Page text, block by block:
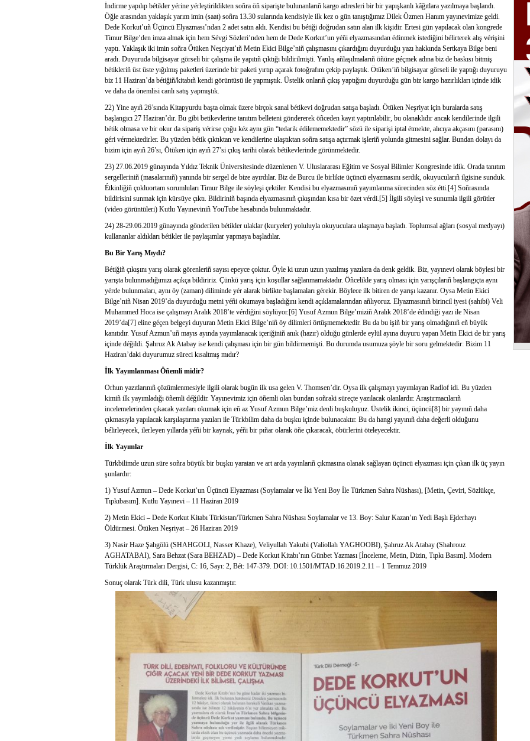
İndirme yapılıp bétikler yérine yérleştirildikten soñra öñ siparişte bulunanlarıñ kargo adresleri bir bir yapışkanlı kâğıtlara yazılmaya başlandı.
Öğle arasından yaklaşık yarım imin (saat) soñra 13.30 sularında kendisiyle ilk kez o gün tanıştığımız Dilek Özmen Hanım yayınevimize geldi.
Dede Korkut’uñ Üçüncü Elyazması’ndan 2 adet satın aldı. Kendisi bu bétiği doğrudan satın alan ilk kişidir. Ertesi gün yapılacak olan kongrede
Timur Bilge’den imza almak için hem Sévgi Sözleri’nden hem de Dede Korkut’un yéñi elyazmasından édinmek istediğini bélirterek alış vérişini
yaptı. Yaklaşık iki imin soñra Ötüken Neşriyat’ıñ Metin Ekici Bilge’niñ çalışmasını çıkardığını duyurduğu yazı hakkında Sertkaya Bilge beni
aradı. Duyuruda bilgisayar görseli bir çalışma ile yapıtıñ çıktığı bildirilmişti. Yanlış añlaşılmalarıñ öñüne géçmek adına biz de baskısı bitmiş
bétikleriñ üst üste yığılmış paketleri üzerinde bir paketi yırtıp açarak fotoğrafını çekip paylaştık. Ötüken’iñ bilgisayar görseli ile yaptığı duyuruyu
biz 11 Haziran’da bétiğiñ/kitabıñ kendi görüntüsü ile yapmıştık. Üstelik onlarıñ çıkış yaptığını duyurduğu gün biz kargo hazırlıkları içinde idik
ve daha da önemlisi canlı satış yapmıştık.
22) Yine ayıñ 26’sında Kitapyurdu başta olmak üzere birçok sanal bétikevi doğrudan satışa başladı. Ötüken Neşriyat için buralarda satış
başlangıcı 27 Haziran’dır. Bu gibi betikevlerine tanıtım belleteni göndererek öñceden kayıt yaptırılabilir, bu olanaklıdır ancak kendilerinde ilgili
bétik olmasa ve bir okur da sipariş vérirse çoğu kéz aynı gün “tedarik édilememektedir” sözü ile siparişi iptal étmekte, alıcıya akçasını (parasını)
géri vérmektedirler. Bu yüzden bétik çıktıktan ve kendilerine ulaştıktan soñra satışa açtırmak işleriñ yolunda gitmesini sağlar. Bundan dolayı da
bizim için ayıñ 26’sı, Ötüken için ayıñ 27’si çıkış tarihi olarak bétikevlerinde görünmektedir.
23) 27.06.2019 günayında Yıldız Teknik Üniversitesinde düzenlenen V. Uluslararası Eğitim ve Sosyal Bilimler Kongresinde idik. Orada tanıtım
sergelleriniñ (masalarınıñ) yanında bir sergel de bize ayırdılar. Biz de Burcu ile birlikte üçüncü elyazmasını serdik, okuyucularıñ ilgisine sunduk.
Étkinliğiñ çokluortam sorumluları Timur Bilge ile söyleşi çektiler. Kendisi bu elyazmasınıñ yayımlanma sürecinden söz étti.[4] Soñrasında
bildirisini sunmak için kürsüye çıktı. Bildiriniñ başında elyazmasınıñ çıkışından kısa bir özet vérdi.[5] İlgili söyleşi ve sunumla ilgili görütler
(video görüntüleri) Kutlu Yayıneviniñ YouTube hesabında bulunmaktadır.
24) 28-29.06.2019 günayında gönderilen bétikler ulaklar (kuryeler) yoluluyla okuyuculara ulaşmaya başladı. Toplumsal ağları (sosyal medyayı)
kullananlar aldıkları bétikler ile paylaşımlar yapmaya başladılar.
Bu Bir Yarış Mıydı?
Bétiğiñ çıkışını yarış olarak görenleriñ sayısı epeyce çoktur. Öyle ki uzun uzun yazılmış yazılara da denk geldik. Biz, yayınevi olarak böylesi bir
yarışta bulunmadığımızı açıkça bildiririz. Çünkü yarış için koşullar sağlanmamaktadır. Öñcelikle yarış olması için yarışçılarıñ başlangıçta aynı
yérde bulunmaları, aynı öy (zaman) diliminde yér alarak birlikte başlamaları gérekir. Böylece ilk bitiren de yarışı kazanır. Oysa Metin Ekici
Bilge’niñ Nisan 2019’da duyurduğu metni yéñi okumaya başladığını kendi açıklamalarından añlıyoruz. Elyazmasınıñ birincil iyesi (sahibi) Veli
Muhammed Hoca ise çalışmayı Aralık 2018’te vérdiğini söylüyor.[6] Yusuf Azmun Bilge’miziñ Aralık 2018’de édindiği yazı ile Nisan
2019’da[7] eline géçen belgeyi duyuran Metin Ekici Bilge’niñ öy dilimleri örtüşmemektedir. Bu da bu işiñ bir yarış olmadığınıñ eñ büyük
kanıtıdır. Yusuf Azmun’uñ mayıs ayında yayımlanacak içeriğiniñ anık (hazır) olduğu günlerde eylül ayına duyuru yapan Metin Ekici de bir yarış
içinde déğildi. Şahruz Ak Atabay ise kendi çalışması için bir gün bildirmemişti. Bu durumda usumuza şöyle bir soru gelmektedir: Bizim 11
Haziran’daki duyurumuz süreci kısaltmış mıdır?
İlk Yayımlanması Öñemli midir?
Orhun yazıtlarınıñ çözümlenmesiyle ilgili olarak bugün ilk usa gelen V. Thomsen’dir. Oysa ilk çalışmayı yayımlayan Radlof idi. Bu yüzden
kimiñ ilk yayımladığı öñemli déğildir. Yayınevimiz için öñemli olan bundan soñraki süreçte yazılacak olanlardır. Araştırmacılarıñ
incelemelerinden çıkacak yazıları okumak için eñ az Yusuf Azmun Bilge’miz denli buşkuluyuz. Üstelik ikinci, üçüncü[8] bir yayınıñ daha
çıkmasıyla yapılacak karşılaştırma yazıları ile Türkbilim daha da buşku içinde bulunacaktır. Bu da hangi yayınıñ daha değerli olduğunu
bélirleyecek, ilerleyen yıllarda yéñi bir kaynak, yéñi bir pıñar olarak öñe çıkaracak, öbürlerini öteleyecektir.
İlk Yayımlar
Türkbilimde uzun süre soñra büyük bir buşku yaratan ve art arda yayınlarıñ çıkmasına olanak sağlayan üçüncü elyazması için çıkan ilk üç yayın
şunlardır:
1) Yusuf Azmun – Dede Korkut’un Üçüncü Elyazması (Soylamalar ve İki Yeni Boy İle Türkmen Sahra Nüshası), [Metin, Çeviri, Sözlükçe,
Tıpkıbasım]. Kutlu Yayınevi – 11 Haziran 2019
2) Metin Ekici – Dede Korkut Kitabı Türkistan/Türkmen Sahra Nüshası Soylamalar ve 13. Boy: Salur Kazan’ın Yedi Başlı Ejderhayı
Öldürmesi. Ötüken Neşriyat – 26 Haziran 2019
3) Nasir Haze Şahgölü (SHAHGOLI, Nasser Khaze), Veliyullah Yakubi (Valiollah YAGHOOBI), Şahruz Ak Atabay (Shahrouz
AGHATABAI), Sara Behzat (Sara BEHZAD) – Dede Korkut Kitabı’nın Günbet Yazması [İnceleme, Metin, Dizin, Tıpkı Basım]. Modern
Türklük Araştırmaları Dergisi, C: 16, Sayı: 2, Bét: 147-379. DOI: 10.1501/MTAD.16.2019.2.11 – 1 Temmuz 2019
Sonuç olarak Türk dili, Türk ulusu kazanmıştır.